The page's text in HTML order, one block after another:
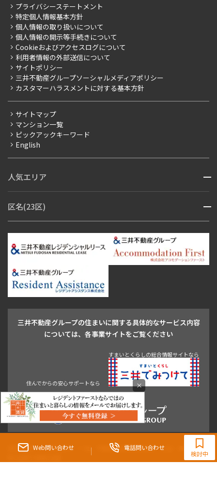
Web問い合わせ 電話問い合わせ
0120-321-364
9:30~18:00（水曜定休）
検討中
こだわりから探す
こだわり一覧
プレミアムマンション
新築
当社限定（港区・渋谷区）
当社限定（港区・渋谷区以外）
三井不動産企画
賃料改定
フリーレント
ペット可
ブランドマンション
ご入居・提携サービス
お部屋探しからご契約まで
よくあるご質問
社宅紹介
【仲介会社様向け】当社仲介事業部取り扱い物件入居申込
会社情報
事業案内
採用情報
ニュースリリース
お問い合わせ
プライバシーステートメント
特定個人情報基本方針
個人情報の取り扱いについて
個人情報の開示等手続きについて
Cookieおよびアクセスログについて
利用者情報の外部送信について
サイトポリシー
三井不動産グループソーシャルメディアポリシー
カスタマーハラスメントに対する基本方針
サイトマップ
マンション一覧
ピックアックキーワード
English
人気エリア 開閉
青山・表参道・原宿
市ヶ谷・神楽坂・飯田橋
三田・芝・浜松町
芝浦・汐留・品川
月島・勝どき・豊洲
本郷・春日・小石川
目白・高田馬場・早稲田
中野・荻窪
池尻大橋・三軒茶屋
祐天寺・学芸大学・自由が丘
駒沢・用賀・二子玉川
成城・砧
青山 渋谷 東京・大手町 新宿 品川
目黒・中目黒
区名(23区) 開閉
江東区 台東区 墨田区
中野区
豊島区
杉並区 板橋区 練馬区 荒川区
足立区
葛飾区
江戸川区
三井不動産グループの住まいに関する具体的なサービス内容
については、各事業サイトをご覧ください
すまいとくらしの総合情報サイトなら
東京都知事（3）第96482号 （一社） 不動産流通経営協会会員 （公社） 首都圏不動
×